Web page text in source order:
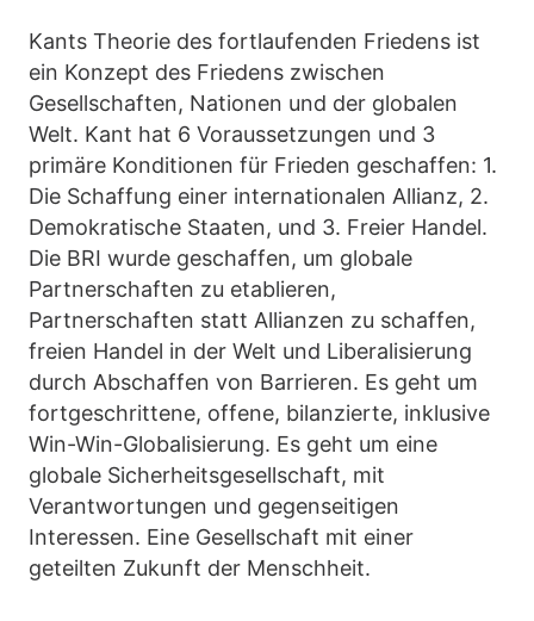
Kants Theorie des fortlaufenden Friedens ist
ein Konzept des Friedens zwischen
Gesellschaften, Nationen und der globalen
Welt. Kant hat 6 Voraussetzungen und 3
primäre Konditionen für Frieden geschaffen: 1.
Die Schaffung einer internationalen Allianz, 2.
Demokratische Staaten, und 3. Freier Handel.
Die BRI wurde geschaffen, um globale
Partnerschaften zu etablieren,
Partnerschaften statt Allianzen zu schaffen,
freien Handel in der Welt und Liberalisierung
durch Abschaffen von Barrieren. Es geht um
fortgeschrittene, offene, bilanzierte, inklusive
Win-Win-Globalisierung. Es geht um eine
globale Sicherheitsgesellschaft, mit
Verantwortungen und gegenseitigen
Interessen. Eine Gesellschaft mit einer
geteilten Zukunft der Menschheit.